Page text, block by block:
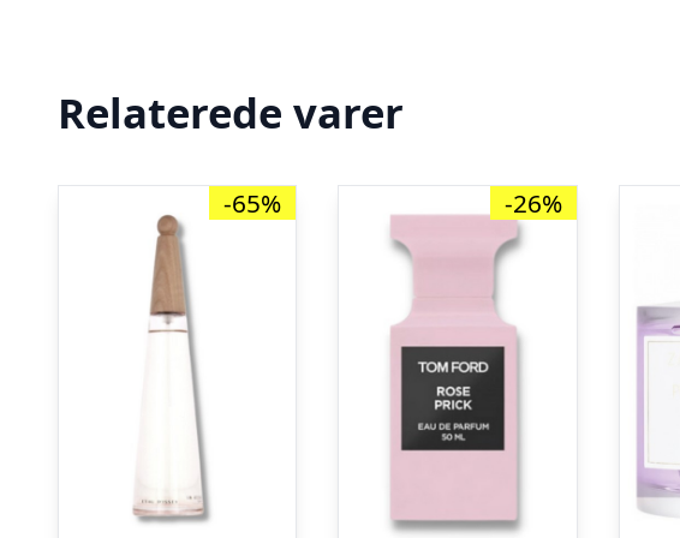
Relaterede varer
-65% -26%